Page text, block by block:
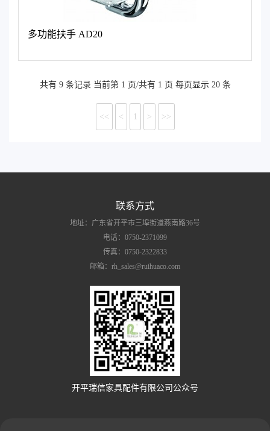
多功能扶手 AD20
共有 9 条记录 当前第 1 页/共有 1 页 每页显示 20 条
<< < 1 > >>
联系方式
地址：广东省开平市三埠街道燕南路36号
电话：0750-2371099
传真：0750-2322833
邮箱：rh_sales@ruihuaco.com
开平瑞信家具配件有限公司公众号